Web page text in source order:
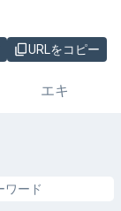
URLをコピー
エキ